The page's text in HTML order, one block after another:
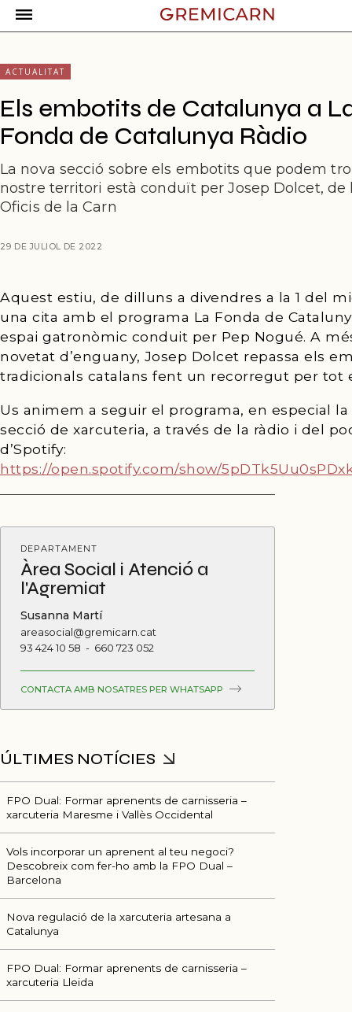
ACTUALITAT
Els embotits de Catalunya a
Fonda de Catalunya Ràdio
La nova secció sobre els embotits que podem
nostre territori està conduït per Josep Dolcet, de
Oficis de la Carn
Aquest estiu, de dilluns a divendres a la 1 del
una cita amb el programa La Fonda de
espai gatronòmic conduit per Pep Nogué. A
novetat d’enguany, Josep Dolcet repassa els
tradicionals catalans fent un recorregut per tot
Us animem a seguir el programa, en especial la
secció de xarcuteria, a través de la ràdio i del
d’Spotify:
https://open.spotify.com/show/
DEPARTAMENT
Àrea Social i Atenció a
l'Agremiat
Susanna Martí
areasocial@gremicarn.cat
93 424 10 58 - 660 723 052
CONTACTA AMB NOSATRES PER WHATSAPP
FPO Dual: Formar aprenents de carnisseria –
xarcuteria Maresme i Vallès Occidental
Vols incorporar un aprenent al teu negoci?
Descobreix com fer-ho amb la FPO Dual –
Barcelona
Nova regulació de la xarcuteria artesana a
Catalunya
FPO Dual: Formar aprenents de carnisseria –
xarcuteria Lleida